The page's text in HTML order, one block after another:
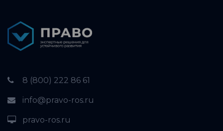
8 (800) 222 86 61
info@pravo-ros.ru
pravo-ros.ru